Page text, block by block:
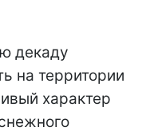
декаду
на территории
характер